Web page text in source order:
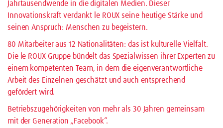
Jahrtausendwende in die digitalen Medien. Dieser
Innovationskraft verdankt le ROUX seine heutige Stärke und
seinen Anspruch: Menschen zu begeistern.
80 Mitarbeiter aus 12 Nationalitäten: das ist kulturelle Vielfalt.
Die le ROUX Gruppe bündelt das Spezialwissen ihrer Experten zu
einem kompetenten Team, in dem die eigenverantwortliche
Arbeit des Einzelnen geschätzt und auch entsprechend
gefördert wird.
Betriebszugehörigkeiten von mehr als 30 Jahren gemeinsam
mit der Generation „Facebook“.